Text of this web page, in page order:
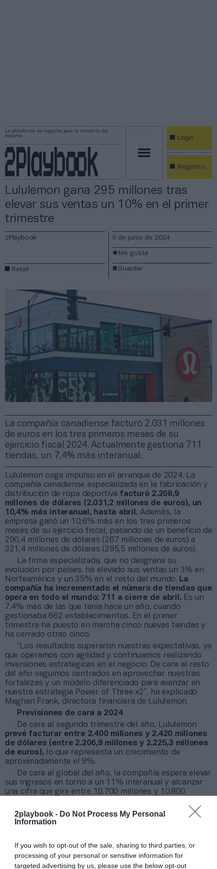
2playbook - Do Not Process My Personal
Information
If you wish to opt-out of the sale, sharing to third parties, or
processing of your personal or sensitive information for
targeted advertising by us, please use the below opt-out
La plataforma de negocios para la industria del
deporte
Login
Registro
Lululemon gana 295 millones tras
elevar sus ventas un 10% en el primer
trimestre
La compañía canadiense facturó 2.031 millones
de euros en los tres primeros meses de su
ejercicio fiscal 2024. Actualmente gestiona 711
tiendas, un 7,4% más interanual.
2Playbook
Retail
6 de junio de 2024
Guardar
Me gusta
Lululemon coge impulso en el arranque de 2024. La
compañía canadiense especializada en la fabricación y
distribución de ropa deportiva facturó 2.208,9
millones de dólares (2.031,2 millones de euros), un
10,4% más interanual, hasta abril. Además, la
empresa ganó un 10,6% más en los tres primeros
meses de su ejercicio fiscal, pasando de un beneficio de
290,4 millones de dólares (267 millones de euros) a
321,4 millones de dólares (295,5 millones de euros).
La firma especializada, que no desgrana su
evolución por países, ha elevado sus ventas un 3% en
Norteamérica y un 35% en el resto del mundo. La
compañía ha incrementado el número de tiendas que
opera en todo el mundo: 711 a cierre de abril. Es un
7,4% más de las que tenía hace un año, cuando
gestionaba 662 establecimientos. En el primer
trimestre ha puesto en marcha cinco nuevas tiendas y
ha cerrado otras cinco.
“Los resultados superaron nuestras expectativas, ya
que operamos con agilidad y continuamos realizando
inversiones estratégicas en el negocio. De cara al resto
del año seguimos centrados en aprovechar nuestras
fortalezas y un modelo diferenciado para avanzar en
nuestra estrategia Power of Three x2”, ha explicado
Meghan Frank, directora financiera de Lululemon.
Previsiones de cara a 2024
De cara al segundo trimestre del año, Lululemon
prevé facturar entre 2.400 millones y 2.420 millones
de dólares (entre 2.206,9 millones y 2.225,3 millones
de euros),
lo que representa un crecimiento de
aproximadamente el 9%.
De cara al global del año, la compañía espera elevar
sus ingresos en torno a un 11% interanual y alcanzar
una cifra que gire entre 10.700 millones y 10.800
millones de euros).
2Playbook Intelligence
es la unidad de datos e
inteligencia de mercado de 2Playbook, cuya plataforma